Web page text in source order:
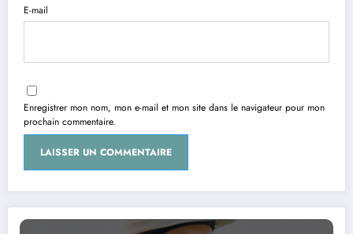
E-mail
Enregistrer mon nom, mon e-mail et mon site dans le navigateur pour mon
prochain commentaire.